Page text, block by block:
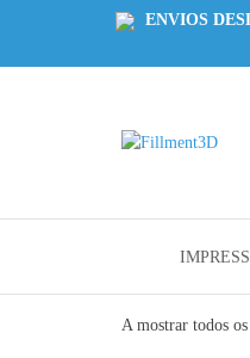
ENVIOS
A mostrar todos